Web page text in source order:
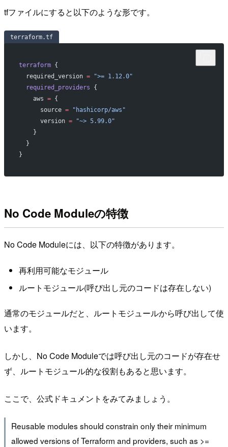
tfファイルにすると以下のような形です。
terraform.tf
terraform {
  required_version
= ">= 1.12.0"
  required_providers
{
    aws
= {
      source
= "hashicorp/aws"
      version
= "~> 5.99.0"
    }
  }
}
No Code Moduleの特徴
No Code Moduleには、以下の特徴があります。
再利用可能なモジュール
ルートモジュール(呼び出し元のコードは存在しない)
通常のモジュールだと、ルートモジュールから呼び出して使
います。
しかし、No Code Moduleでは呼び出し元のコードが存在せ
ず、ルートモジュール的な役割もあると思います。
ここで、公式ドキュメントをみてみましょう。
Reusable modules should constrain only their minimum
allowed versions of Terraform and providers, such as >=